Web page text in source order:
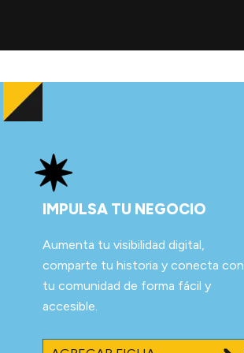
IMPULSA TU NEGOCIO
Aumenta tu visibilidad digital,
comparte tu historia y conecta con
tu comunidad de forma fácil y
accesible.